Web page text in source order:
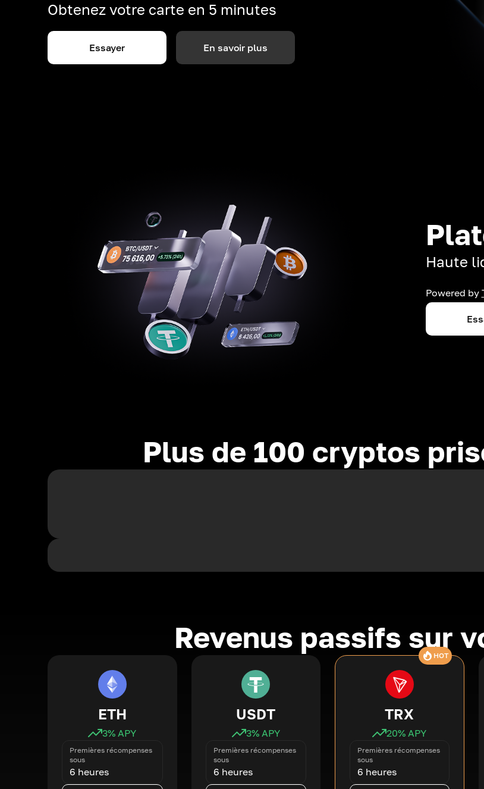
Obtenez votre carte en 5 minutes
Essayer En savoir plus
Haute
Powered by
Plus de 100 cryptos
Revenus passifs sur
ETH
3% APY
Premières récompenses
sous
6 heures
USDT
3% APY
Premières récompenses
sous
6 heures
HOT
TRX
20% APY
Premières récompenses
sous
6 heures